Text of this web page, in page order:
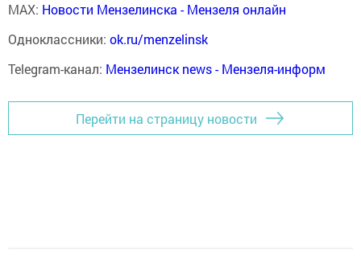
MAX: Новости Мензелинска - Мензеля онлайн
Одноклассники: ok.ru/menzelinsk
Telegram-канал: Мензелинск news - Мензеля-информ
Перейти на страницу новости